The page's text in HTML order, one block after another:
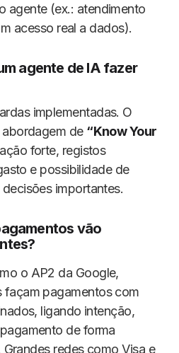
agente (ex.: atendimento
acesso real a dados).
agente de IA fazer
implementadas. O
de “Know Your
forte, registos
e possibilidade de
importantes.
vão
o AP2 da Google,
façam pagamentos com
ligando intenção,
de forma
redes como Visa e